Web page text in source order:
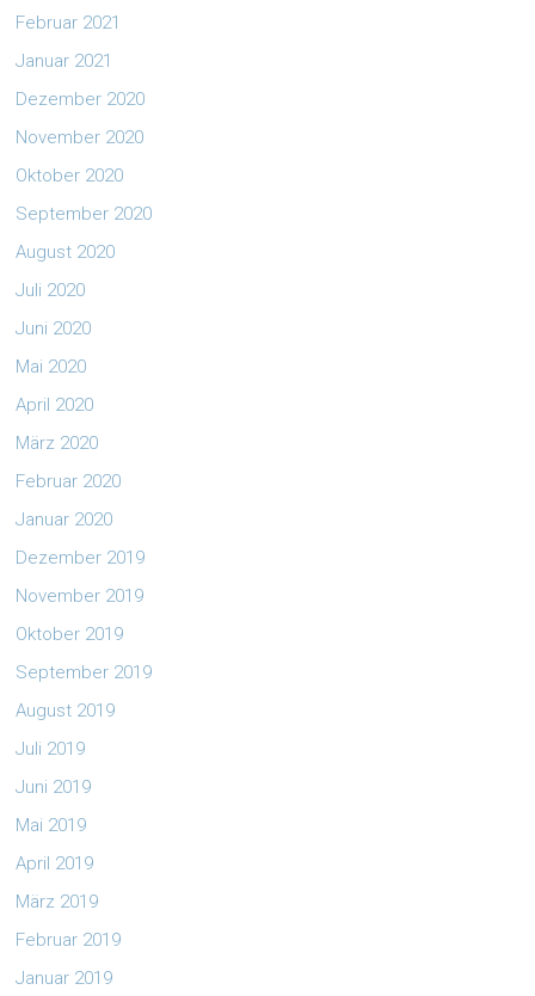
Februar 2021
Januar 2021
Dezember 2020
November 2020
Oktober 2020
September 2020
August 2020
Juli 2020
Juni 2020
Mai 2020
April 2020
März 2020
Februar 2020
Januar 2020
Dezember 2019
November 2019
Oktober 2019
September 2019
August 2019
Juli 2019
Juni 2019
Mai 2019
April 2019
März 2019
Februar 2019
Januar 2019